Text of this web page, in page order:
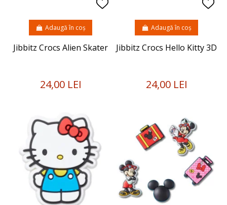
Jibbitz Crocs Alien Skater
24,00 LEI
Adaugă în coș
Jibbitz Crocs Hello Kitty 3D
24,00 LEI
Adaugă în coș